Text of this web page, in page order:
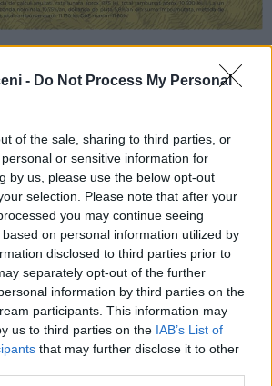
- Do Not Process My Personal
of the sale, sharing to third parties, or
or sensitive information for
by us, please use the below opt-out
selection. Please note that after your
you may continue seeing
on personal information utilized by
disclosed to third parties prior to
separately opt-out of the further
information by third parties on the
participants. This information may
us to third parties on the IAB’s List of
that may further disclose it to other